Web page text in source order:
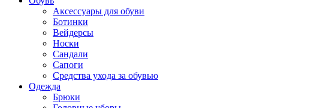
Аксессуары для обуви
Ботинки
Вейдерсы
Носки
Сандали
Сапоги
Средства ухода за обувью
Одежда
Брюки